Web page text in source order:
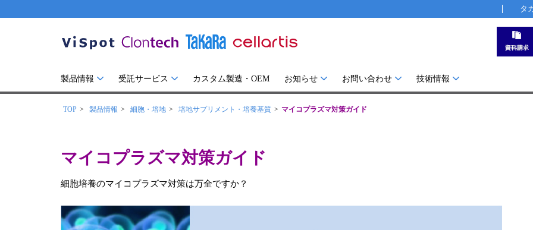
タ
製品情報 受託サービス カスタム製造・OEM お知らせ お問い合わせ 技術情報
TOP 製品情報 細胞・培地 培地サプリメント・培養基質 マイコプラズマ対策ガイド
マイコプラズマ対策ガイド
細胞培養のマイコプラズマ対策は万全ですか？